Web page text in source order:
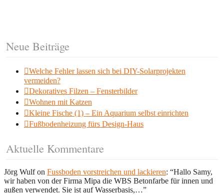
Neue Beiträge
Welche Fehler lassen sich bei DIY-Solarprojekten
vermeiden?
Dekoratives Filzen – Fensterbilder
Wohnen mit Katzen
Kleine Fische (1) – Ein Aquarium selbst einrichten
Fußbodenheizung fürs Design-Haus
Aktuelle Kommentare
Jörg Wulfon Fussboden vorstreichen und lackieren: “Hallo Samy,
wir haben von der Firma Mipa die WBS Betonfarbe für innen und
außen verwendet. Sie ist auf Wasserbasis,…”